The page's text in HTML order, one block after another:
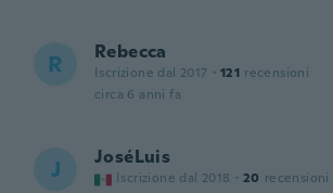
R Rebecca
Iscrizione dal 2017 · 121 recensioni
circa 6 anni fa
J JoséLuis
Iscrizione dal 2018 · 20 recensioni